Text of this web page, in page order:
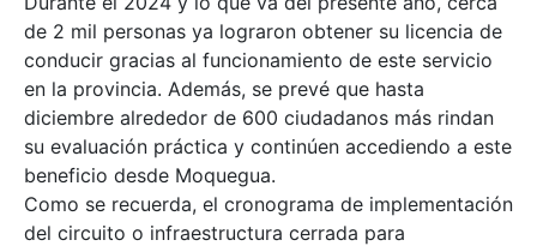
de 2 mil personas ya lograron obtener su licencia de
conducir gracias al funcionamiento de este servicio
en la provincia. Además, se prevé que hasta
diciembre alrededor de 600 ciudadanos más rindan
su evaluación práctica y continúen accediendo a este
beneficio desde Moquegua.
Como se recuerda, el cronograma de implementación
del circuito o infraestructura cerrada para